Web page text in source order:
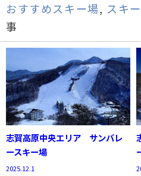
おすすめスキー場, スキ
事
志賀高原中央エリア サンバレ
ースキー場
2025.12.1